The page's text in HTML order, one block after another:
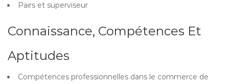
Pairs et superviseur
Connaissance, Compétences Et
Aptitudes
Compétences professionnelles dans le commerce de